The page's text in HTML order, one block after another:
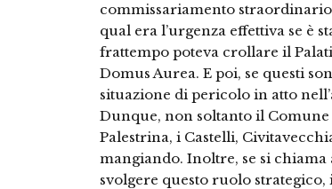
commissariamento
qual era l’urgenza effettiva se è
frattempo poteva crollare il
Domus Aurea. E poi, se questi
situazione di pericolo in atto
Dunque, non soltanto il
Palestrina, i Castelli,
mangiando. Inoltre, se si
svolgere questo ruolo